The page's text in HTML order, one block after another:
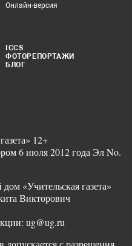
Онлайн-версия
ICCS
ФОТОРЕПОРТАЖИ
БЛОГ
12+
6 июля 2012 года Эл No.
«Учительская газета»
Викторович
ug@ug.ru